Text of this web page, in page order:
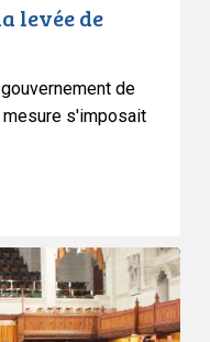
levée de
de
s'imposait